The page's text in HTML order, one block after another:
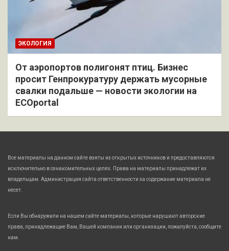
ЭКОЛОГИЯ
От аэропортов полигонят птиц. Бизнес
просит Генпрокуратуру держать мусорные
свалки подальше — новости экологии на
ECOportal
Все материалы на данном сайте взяты из открытых источников и предоставляются
исключительно в ознакомительных целях. Права на материалы принадлежат их
владельцам. Администрация сайта ответственности за содержание материала не
несет.
Если Вы обнаружили на нашем сайте материалы, которые нарушают авторские
права, принадлежащие Вам, Вашей компании или организации, пожалуйста, сообщите
нам.